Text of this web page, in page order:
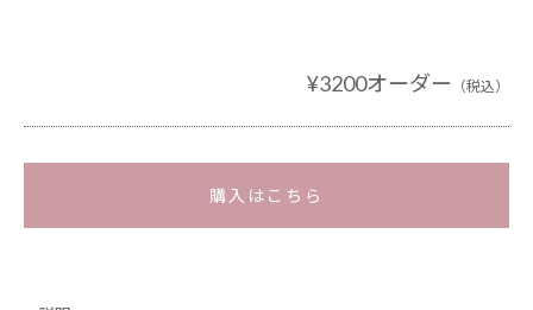
¥3200オーダー （税込）
購入はこちら